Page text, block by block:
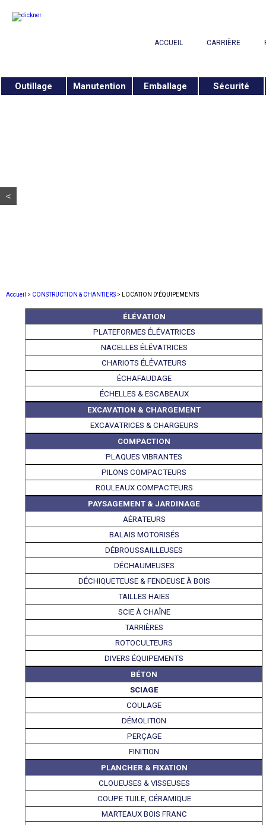
ACCUEIL CARRIÈRE
Outillage Manutention Emballage Sécurité
<
Accueil > CONSTRUCTION & CHANTIERS > LOCATION D'ÉQUIPEMENTS
ÉLÉVATION
PLATEFORMES ÉLÉVATRICES
NACELLES ÉLÉVATRICES
CHARIOTS ÉLÉVATEURS
ÉCHAFAUDAGE
ÉCHELLES & ESCABEAUX
EXCAVATION & CHARGEMENT
EXCAVATRICES & CHARGEURS
COMPACTION
PLAQUES VIBRANTES
PILONS COMPACTEURS
ROULEAUX COMPACTEURS
PAYSAGEMENT & JARDINAGE
AÉRATEURS
BALAIS MOTORISÉS
DÉBROUSSAILLEUSES
DÉCHAUMEUSES
DÉCHIQUETEUSE & FENDEUSE À BOIS
TAILLES HAIES
SCIE À CHAÎNE
TARRIÈRES
ROTOCULTEURS
DIVERS ÉQUIPEMENTS
BÉTON
SCIAGE
COULAGE
DÉMOLITION
PERÇAGE
FINITION
PLANCHER & FIXATION
CLOUEUSES & VISSEUSES
COUPE TUILE, CÉRAMIQUE
MARTEAUX BOIS FRANC